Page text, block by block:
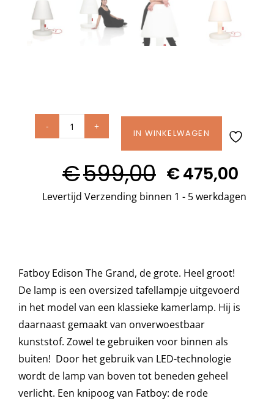
Barset
Decoratie kussens
Beschermhoezen
Verlichting
Onderhoud
Fatboy
The
Grand
aantal
IN WINKELWAGEN
€599,00
Oorspronkelijke
prijs
€475,00
Huidige
prijs
Levertijd Verzending binnen 1 - 5 werkdagen
Fatboy Edison The Grand, de grote. Heel groot!
De lamp is een oversized tafellampje uitgevoerd
in het model van een klassieke kamerlamp. Hij is
daarnaast gemaakt van onverwoestbaar
kunststof. Zowel te gebruiken voor binnen als
buiten! Door het gebruik van LED-technologie
wordt de lamp van boven tot beneden geheel
verlicht. Een knipoog van Fatboy: de rode